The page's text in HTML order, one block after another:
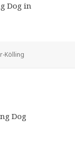
Dog in
Kölling
Dog